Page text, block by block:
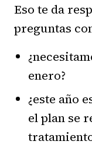
Eso te da
preguntas
enero?
¿este año
el plan se